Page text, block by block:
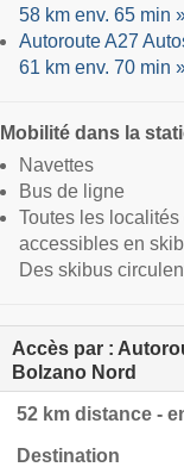
58 km env. 65 min
Autoroute A27
61 km env. 70 min
Mobilité dans la
Navettes
Bus de ligne
Toutes les
accessibles en
Des skibus
Accès par :
Bolzano Nord
52 km distance -
Destination